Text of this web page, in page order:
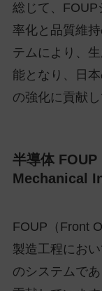
総じて、FOUP
率化と品質維
テムにより、
能となり、日
の強化に貢献し
半導体
Mechanical
FOUP（Front
製造工程にお
のシステムで